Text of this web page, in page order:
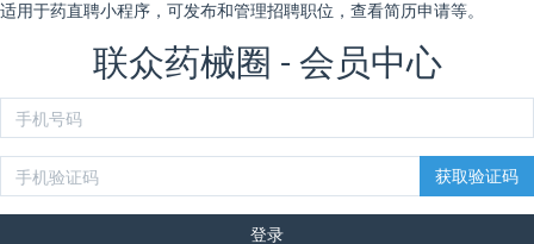
适用于药直聘小程序，可发布和管理招聘职位，查看简历申请等。
联众药械圈 - 会员中心
登录